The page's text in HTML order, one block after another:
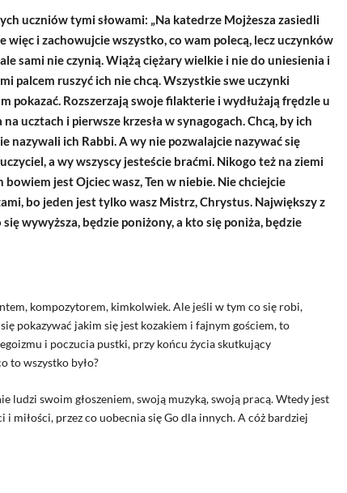
uczniów tymi słowami: „Na katedrze Mojżesza zasiedli
więc i zachowujcie wszystko, co wam polecą, lecz uczynków
sami nie czynią. Wiążą ciężary wielkie i nie do uniesienia i
palcem ruszyć ich nie chcą. Wszystkie swe uczynki
pokazać. Rozszerzają swoje filakterie i wydłużają frędzle u
ucztach i pierwsze krzesła w synagogach. Chcą, by ich
nazywali ich Rabbi. A wy nie pozwalajcie nazywać się
a wy wszyscy jesteście braćmi. Nikogo też na ziemi
jest Ojciec wasz, Ten w niebie. Nie chciejcie
bo jeden jest tylko wasz Mistrz, Chrystus. Największy z
wywyższa, będzie poniżony, a kto się poniża, będzie
kompozytorem, kimkolwiek. Ale jeśli w tym co się robi,
pokazywać jakim się jest kozakiem i fajnym gościem, to
i poczucia pustki, przy końcu życia skutkujący
to wszystko było?
ludzi swoim głoszeniem, swoją muzyką, swoją pracą. Wtedy jest
miłości, przez co uobecnia się Go dla innych. A cóż bardziej